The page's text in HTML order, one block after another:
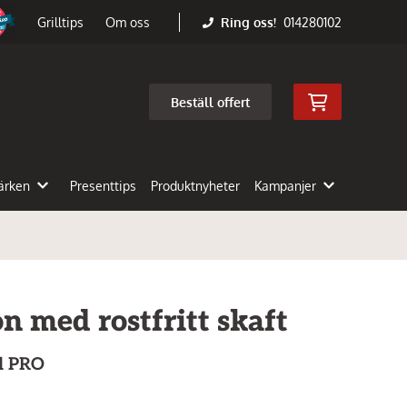
Grilltips Om oss Ring oss! 014280102
Beställ offert
Presenttips Produktnyheter Kampanjer
med rostfritt skaft
PRO